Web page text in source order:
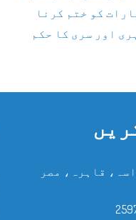
کو ختم کرنا
اور سری کا حکم
قاہرہ، مصر